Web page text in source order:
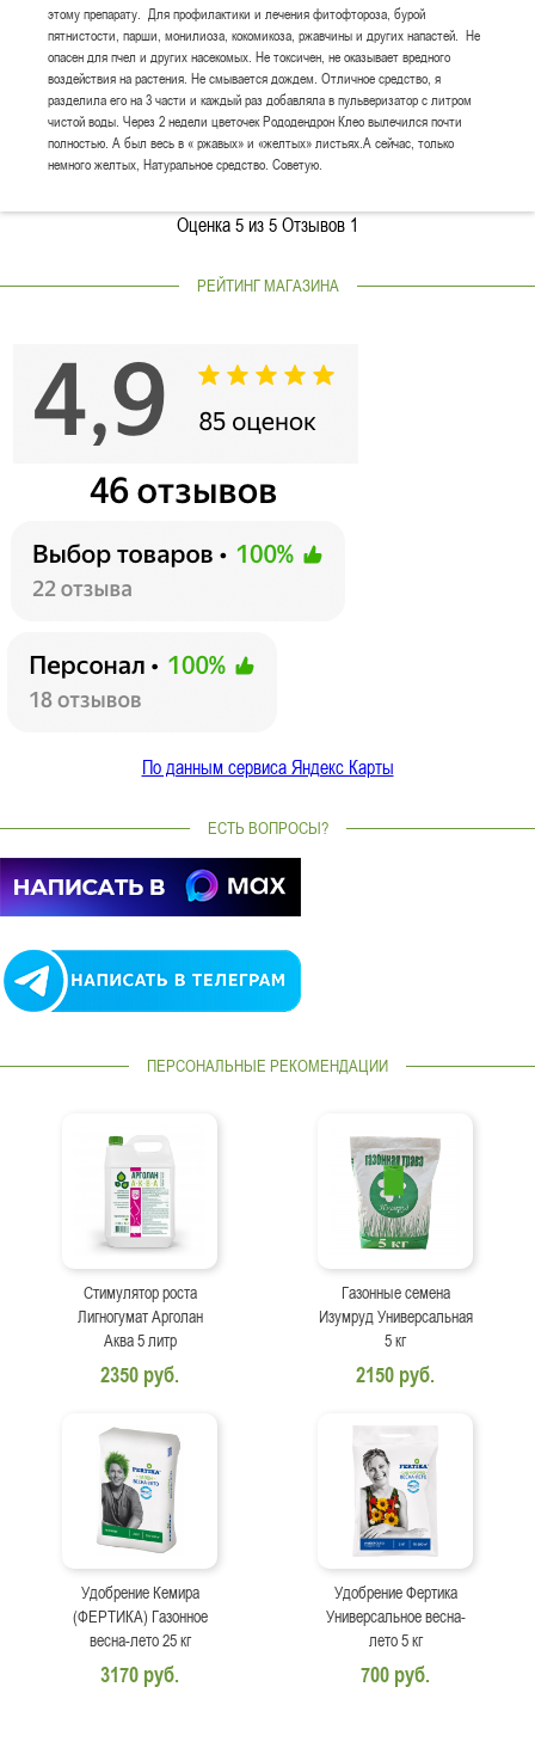
этому препарату. Для профилактики и лечения фитофтороза, бурой
пятнистости, парши, монилиоза, кокомикоза, ржавчины и других напастей. Не
опасен для пчел и других насекомых. Не токсичен, не оказывает вредного
воздействия на растения. Не смывается дождем. Отличное средство, я
разделила его на 3 части и каждый раз добавляла в пульверизатор с литром
чистой воды. Через 2 недели цветочек Рододендрон Клео вылечился почти
полностью. А был весь в « ржавых» и «желтых» листьях.А сейчас, только
немного желтых, Натуральное средство. Советую.
Оценка5из 5 Отзывов 1
РЕЙТИНГ МАГАЗИНА
По данным сервиса Яндекс Карты
ЕСТЬ ВОПРОСЫ?
ПЕРСОНАЛЬНЫЕ РЕКОМЕНДАЦИИ
Стимулятор роста
Лигногумат Арголан
Аква 5 литр
2350 руб.
Газонные семена
Изумруд Универсальная
5 кг
2150 руб.
Удобрение Кемира
(ФЕРТИКА) Газонное
весна-лето 25 кг
3170 руб.
Удобрение Фертика
Универсальное весна-
лето 5 кг
700 руб.